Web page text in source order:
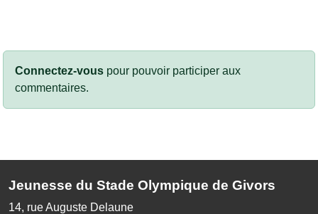
Connectez-vous pour pouvoir participer aux
commentaires.
Jeunesse du Stade Olympique de Givors
14, rue Auguste Delaune